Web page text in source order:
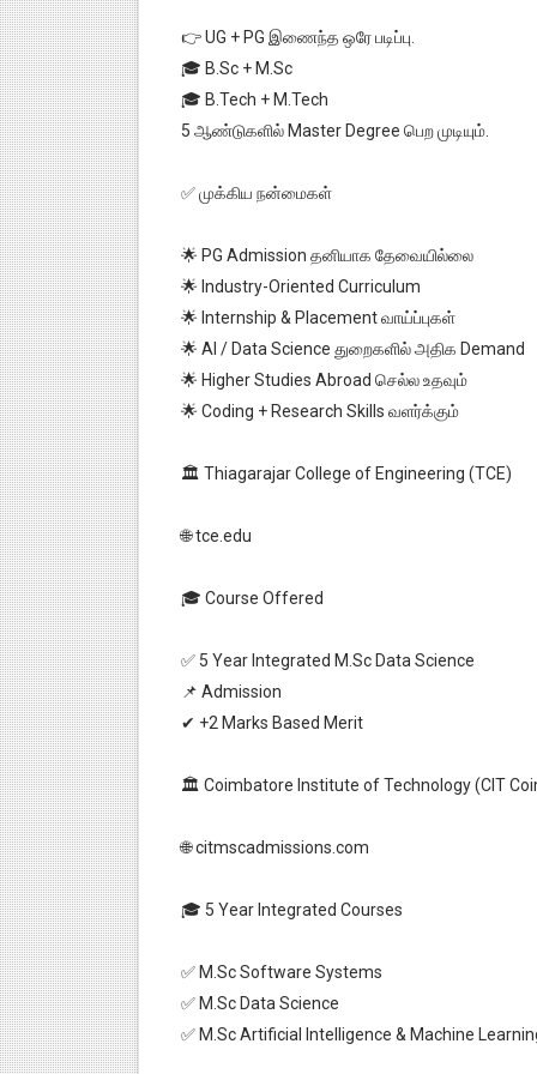
👉 UG + PG இணைந்த ஒரே படிப்பு.
🎓 B.Sc + M.Sc
🎓 B.Tech + M.Tech
5 ஆண்டுகளில் Master Degree பெற முடியும்.
✅ முக்கிய நன்மைகள்
🌟 PG Admission தனியாக தேவையில்லை
🌟 Industry-Oriented Curriculum
🌟 Internship & Placement வாய்ப்புகள்
🌟 AI / Data Science துறைகளில் அதிக Demand
🌟 Higher Studies Abroad செல்ல உதவும்
🌟 Coding + Research Skills வளர்க்கும்
🏛️ Thiagarajar College of Engineering (TCE)
🌐 tce.edu
🎓 Course Offered
✅ 5 Year Integrated M.Sc Data Science
📌 Admission
✔ +2 Marks Based Merit
🏛️ Coimbatore Institute of Technology (CIT
🌐 citmscadmissions.com
🎓 5 Year Integrated Courses
✅ M.Sc Software Systems
✅ M.Sc Data Science
✅ M.Sc Artificial Intelligence & Machine